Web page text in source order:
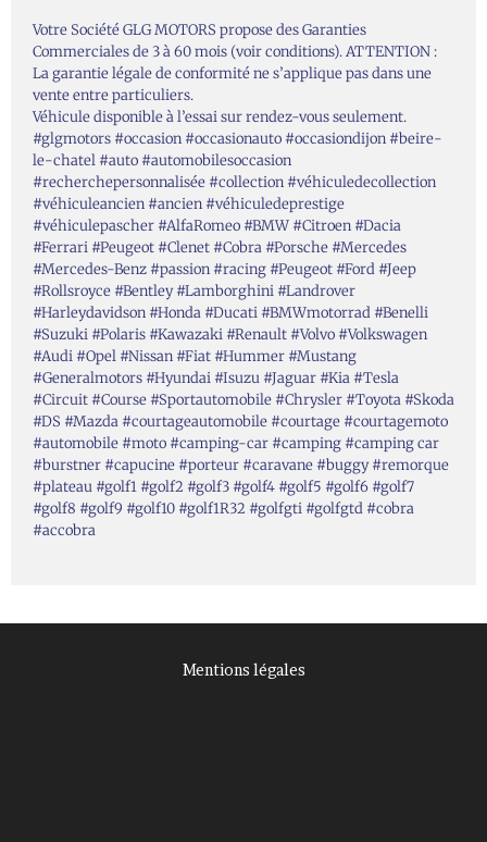
Votre Société GLG MOTORS propose des Garanties
Commerciales de 3 à 60 mois (voir conditions). ATTENTION :
La garantie légale de conformité ne s’applique pas dans une
vente entre particuliers.
Véhicule disponible à l’essai sur rendez-vous seulement.
#glgmotors #occasion #occasionauto #occasiondijon #beire-
le-chatel #auto #automobilesoccasion
#recherchepersonnalisée #collection #véhiculedecollection
#véhiculeancien #ancien #véhiculedeprestige
#véhiculepascher #AlfaRomeo #BMW #Citroen #Dacia
#Ferrari #Peugeot #Clenet #Cobra #Porsche #Mercedes
#Mercedes-Benz #passion #racing #Peugeot #Ford #Jeep
#Rollsroyce #Bentley #Lamborghini #Landrover
#Harleydavidson #Honda #Ducati #BMWmotorrad #Benelli
#Suzuki #Polaris #Kawazaki #Renault #Volvo #Volkswagen
#Audi #Opel #Nissan #Fiat #Hummer #Mustang
#Generalmotors #Hyundai #Isuzu #Jaguar #Kia #Tesla
#Circuit #Course #Sportautomobile #Chrysler #Toyota #Skoda
#DS #Mazda #courtageautomobile #courtage #courtagemoto
#automobile #moto #camping-car #camping #camping car
#burstner #capucine #porteur #caravane #buggy #remorque
#plateau #golf1 #golf2 #golf3 #golf4 #golf5 #golf6 #golf7
#golf8 #golf9 #golf10 #golf1R32 #golfgti #golfgtd #cobra
#accobra
Mentions légales